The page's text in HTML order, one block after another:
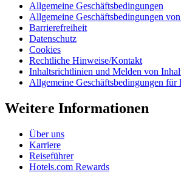
Allgemeine Geschäftsbedingungen
Allgemeine Geschäftsbedingungen
Barrierefreiheit
Datenschutz
Cookies
Rechtliche Hinweise/Kontakt
Inhaltsrichtlinien und Melden von
Allgemeine Geschäftsbedingungen für
Weitere Informationen
Über uns
Karriere
Reiseführer
Hotels.com Rewards